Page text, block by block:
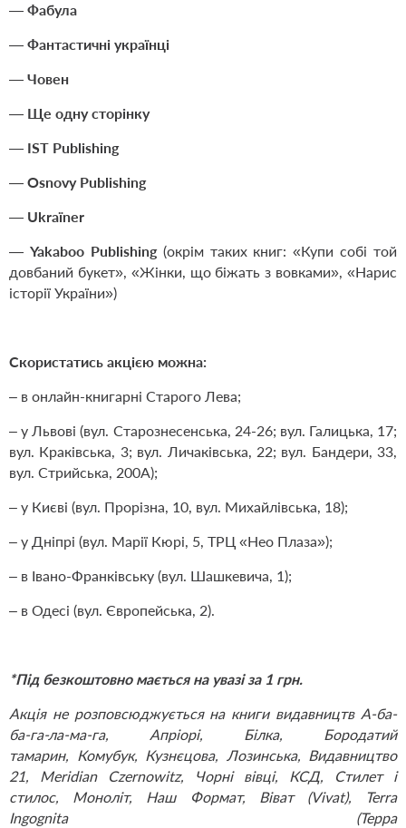
— Фабула
— Фантастичні українці
— Човен
— Ще одну сторінку
— IST Publishing
— Osnovy Publishing
— Ukraїner
— Yakaboo Publishing (окрім таких книг: «Купи собі той
довбаний букет», «Жінки, що біжать з вовками», «Нарис
історії України»)
Скористатись акцією можна:
– в онлайн-книгарні Старого Лева;
– у Львові (вул. Старознесенська, 24-26; вул. Галицька, 17;
вул. Краківська, 3; вул. Личаківська, 22; вул. Бандери, 33,
вул. Стрийська, 200А);
– у Києві (вул. Прорізна, 10, вул. Михайлівська, 18);
– у Дніпрі (вул. Марії Кюрі, 5, ТРЦ «Нео Плаза»);
– в Івано-Франківську (вул. Шашкевича, 1);
– в Одесі (вул. Європейська, 2).
*Під безкоштовно мається на увазі за 1 грн.
Акція не розповсюджується на книги видавництв А-ба-
ба-га-ла-ма-га, Апріорі, Білка, Бородатий
тамарин, Комубук, Кузнєцова, Лозинська, Видавництво
21, Meridian Czernowitz, Чорні вівці, КСД, Стилет і
стилос, Моноліт, Наш Формат, Віват (Vivat), Terra
Ingognita (Терра